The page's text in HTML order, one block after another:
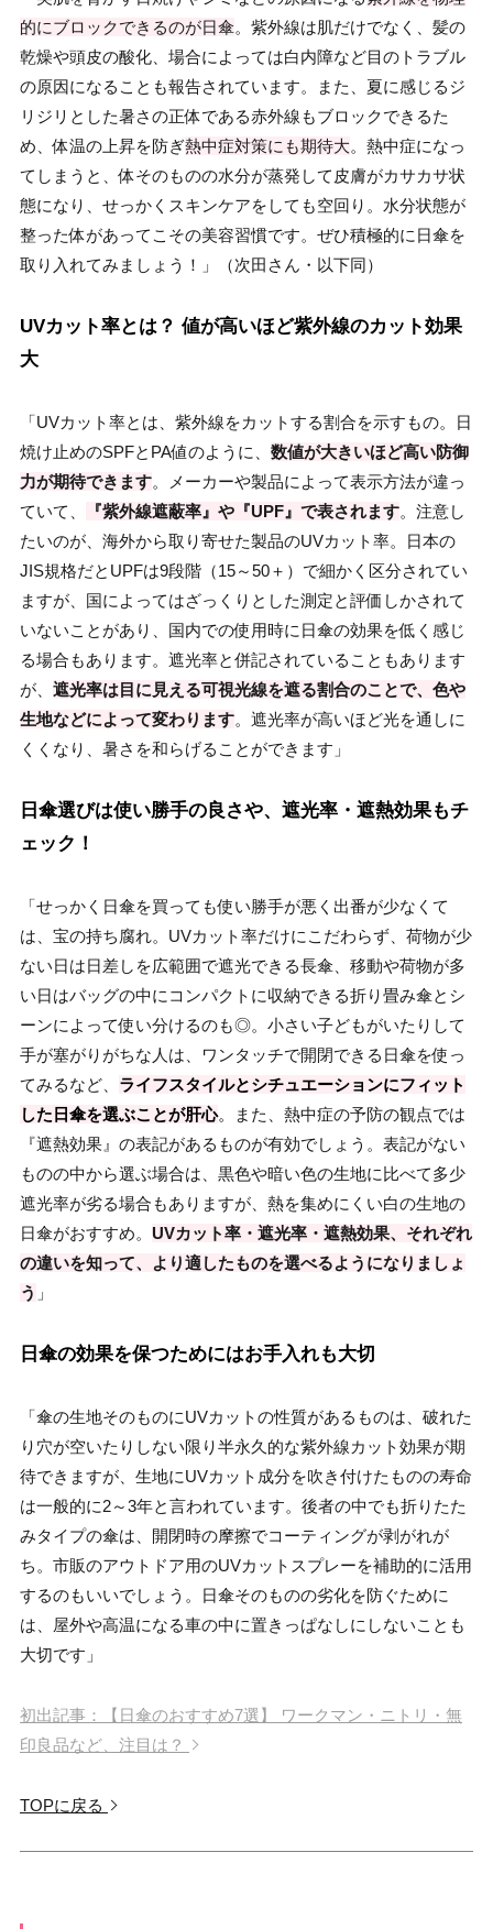
的にブロックできるのが日傘。紫外線は肌だけでなく、髪の
乾燥や頭皮の酸化、場合によっては白内障など目のトラブル
の原因になることも報告されています。また、夏に感じるジ
リジリとした暑さの正体である赤外線もブロックできるた
め、体温の上昇を防ぎ熱中症対策にも期待大。熱中症になっ
てしまうと、体そのものの水分が蒸発して皮膚がカサカサ状
態になり、せっかくスキンケアをしても空回り。水分状態が
整った体があってこその美容習慣です。ぜひ積極的に日傘を
取り入れてみましょう！」（次田さん・以下同）
UVカット率とは？ 値が高いほど紫外線のカット効果
大
「UVカット率とは、紫外線をカットする割合を示すもの。日
焼け止めのSPFとPA値のように、 数値が大きいほど高い防御
力が期待できます。メーカーや製品によって表示方法が違っ
ていて、
『紫外線遮蔽率』や『UPF』で表されます。注意し
たいのが、海外から取り寄せた製品のUVカット率。日本の
JIS規格だとUPFは9段階（15～50＋）で細かく区分されてい
ますが、国によってはざっくりとした測定と評価しかされて
いないことがあり、国内での使用時に日傘の効果を低く感じ
る場合もあります。遮光率と併記されていることもあります
が、 遮光率は目に見える可視光線を遮る割合のことで、色や
生地などによって変わります。遮光率が高いほど光を通しに
くくなり、暑さを和らげることができます」
日傘選びは使い勝手の良さや、遮光率・遮熱効果もチ
ェック！
「せっかく日傘を買っても使い勝手が悪く出番が少なくて
は、宝の持ち腐れ。UVカット率だけにこだわらず、荷物が少
ない日は日差しを広範囲で遮光できる長傘、移動や荷物が多
い日はバッグの中にコンパクトに収納できる折り畳み傘とシ
ーンによって使い分けるのも◎。小さい子どもがいたりして
手が塞がりがちな人は、ワンタッチで開閉できる日傘を使っ
てみるなど、 ライフスタイルとシチュエーションにフィット
した日傘を選ぶことが肝心。
また、熱中症の予防の観点では
『遮熱効果』の表記があるものが有効でしょう。表記がない
ものの中から選ぶ場合は、黒色や暗い色の生地に比べて多少
遮光率が劣る場合もありますが、熱を集めにくい白の生地の
日傘がおすすめ。 UVカット率・遮光率・遮熱効果、それぞれ
の違いを知って、より適したものを選べるようになりましょ
う 」
日傘の効果を保つためにはお手入れも大切
「傘の生地そのものにUVカットの性質があるものは、破れた
り穴が空いたりしない限り半永久的な紫外線カット効果が期
待できますが、生地にUVカット成分を吹き付けたものの寿命
は一般的に2～3年と言われています。後者の中でも折りたた
みタイプの傘は、開閉時の摩擦でコーティングが剥がれが
ち。市販のアウトドア用のUVカットスプレーを補助的に活用
するのもいいでしょう。日傘そのものの劣化を防ぐために
は、屋外や高温になる車の中に置きっぱなしにしないことも
大切です」
初出記事：【日傘のおすすめ7選】 ワークマン・ニトリ・無
印良品など、注目は？
TOPに戻る